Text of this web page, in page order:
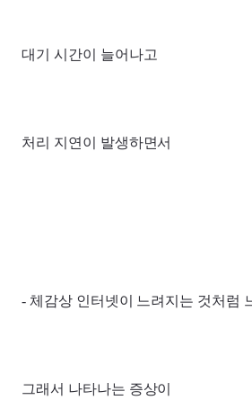
대기 시간이 늘어나고
처리 지연이 발생하면서
- 체감상 인터넷이 느려지는 것처럼
그래서 나타나는 증상이